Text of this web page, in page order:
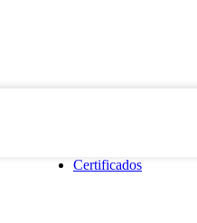
Certificados